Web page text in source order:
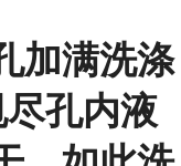
加满洗涤
孔内液